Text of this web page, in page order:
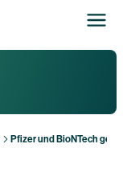
Pfizer und BioNTech